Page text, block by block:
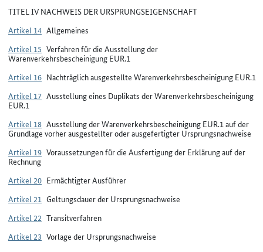
TITEL IV NACHWEIS DER URSPRUNGSEIGENSCHAFT
Artikel 14 Allgemeines
Artikel 15 Verfahren für die Ausstellung der
Warenverkehrsbescheinigung EUR.1
Artikel 16 Nachträglich ausgestellte Warenverkehrsbescheinigung EUR.1
Artikel 17 Ausstellung eines Duplikats der Warenverkehrsbescheinigung
EUR.1
Artikel 18 Ausstellung der Warenverkehrsbescheinigung EUR.1 auf der
Grundlage vorher ausgestellter oder ausgefertigter Ursprungsnachweise
Artikel 19 Voraussetzungen für die Ausfertigung der Erklärung auf der
Rechnung
Artikel 20 Ermächtigter Ausführer
Artikel 21 Geltungsdauer der Ursprungsnachweise
Artikel 22 Transitverfahren
Artikel 23 Vorlage der Ursprungsnachweise